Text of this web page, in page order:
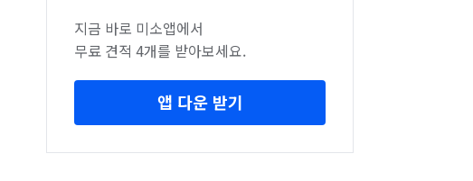
지금 바로 미소앱에서
무료 견적 4개를 받아보세요.
앱 다운 받기